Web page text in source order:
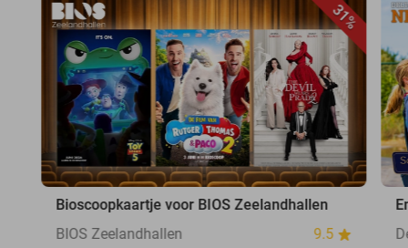
31%
Bioscoopkaartje voor BIOS Zeelandhallen
BIOS Zeelandhallen
9.5